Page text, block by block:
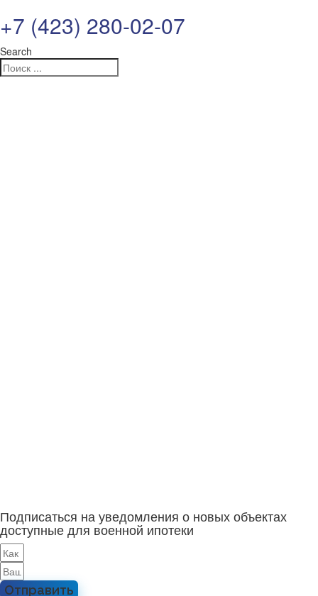
+7 (423) 280-02-07
Search
Подписаться на уведомления о новых объектах
доступные для военной ипотеки
Отправить